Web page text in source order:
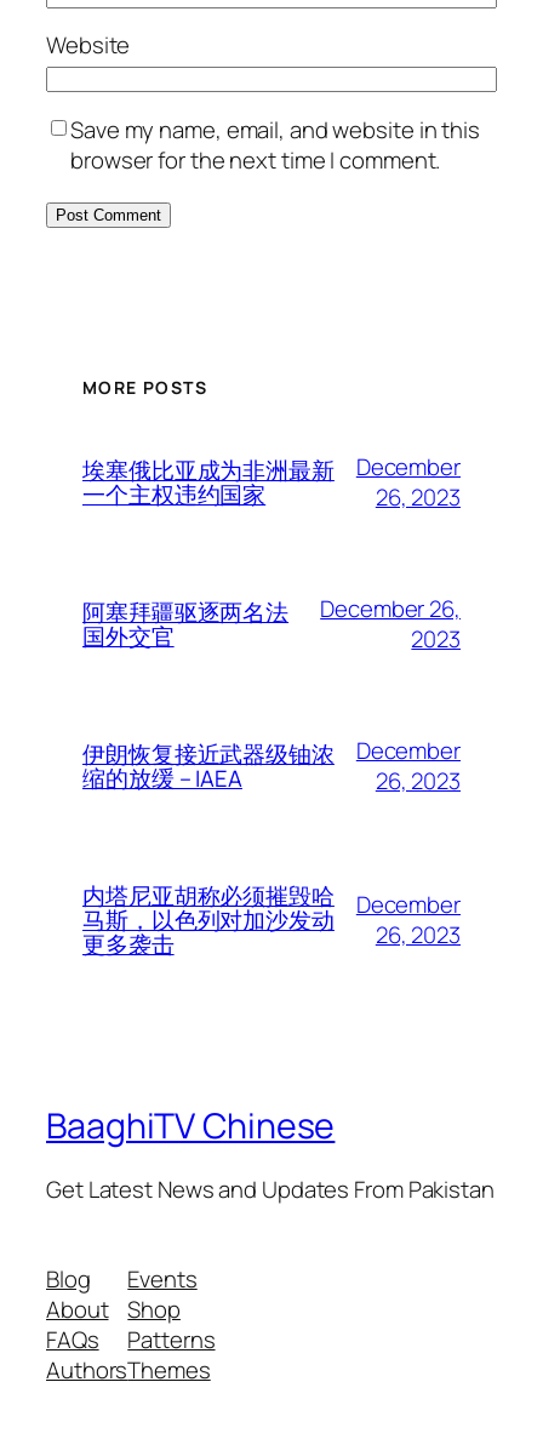
Website
Save my name, email, and website in this
browser for the next time I comment.
MORE POSTS
埃塞俄比亚成为非洲最新
一个主权违约国家
December
26, 2023
阿塞拜疆驱逐两名法
国外交官
December 26,
2023
伊朗恢复接近武器级铀浓
缩的放缓 – IAEA
December
26, 2023
内塔尼亚胡称必须摧毁哈
马斯，以色列对加沙发动
更多袭击
December
26, 2023
BaaghiTV Chinese
Get Latest News and Updates From Pakistan
Blog
About
FAQs
Authors
Events
Shop
Patterns
Themes